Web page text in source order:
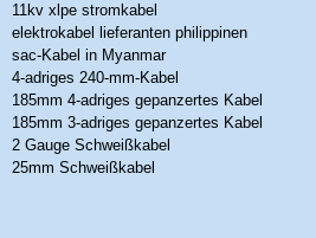
11kv xlpe stromkabel
elektrokabel lieferanten philippinen
sac-Kabel in Myanmar
4-adriges 240-mm-Kabel
185mm 4-adriges gepanzertes Kabel
185mm 3-adriges gepanzertes Kabel
2 Gauge Schweißkabel
25mm Schweißkabel